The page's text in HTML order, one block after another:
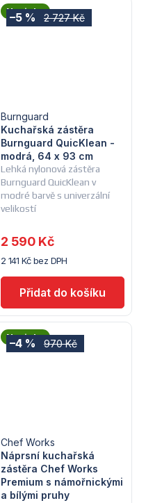
Novinka
2 727 Kč
–5 %
Lehká nylonová zástěra
Burnguard QuicKlean v
modré barvě s univerzální
velikostí
Kuchařská zástěra
Burnguard QuicKlean -
modrá, 64 x 93 cm
Burnguard
2 141 Kč bez DPH
2 590 Kč
Novinka
970 Kč
–4 %
Náprsní kuchařská
zástěra Chef Works
Premium s námořnickými
a bílými pruhy
Chef Works